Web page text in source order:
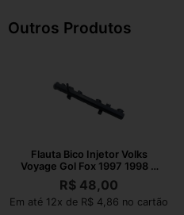
Outros Produtos
Flauta Bico Injetor Volks
Voyage Gol Fox 1997 1998 A
2017
R$ 48,00
Em até 12x de R$ 4,86 no cartão